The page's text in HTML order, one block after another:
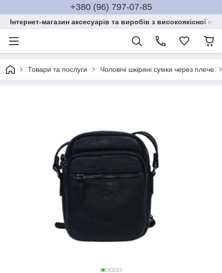
+380 (96) 797-07-85
Інтернет-магазин аксесуарів та виробів з високоякісної
Товари та послуги Чоловічі шкіряні сумки через плече